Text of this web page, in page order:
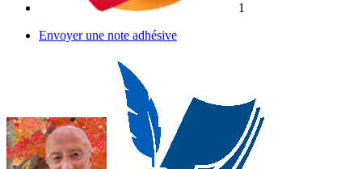
1
Envoyer une note adhésive